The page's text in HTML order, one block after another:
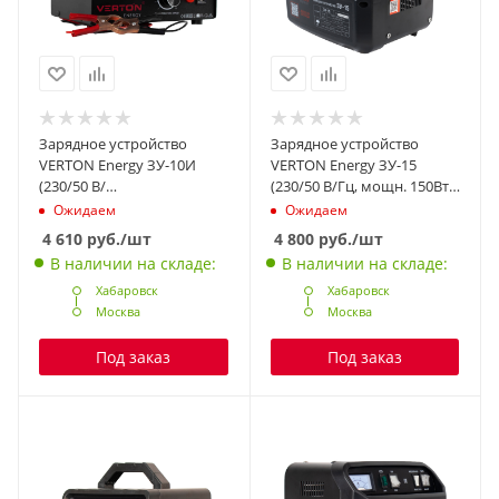
Зарядное устройство
VERTON Energy ЗУ-10И
(230/50 В/
Гц,мощн.100Вт,напряж.
аккум.12/24В,емкость
обсл. аккум.4-120 А/
ч,заряд. ток (пик/норм) 0,5-
10А,импульсная) 9 шт/кор.
Ожидаем
4 610 руб./шт
В наличии на складе:
Хабаровск
Москва
Под заказ
Зарядное устройство
VERTON Energy ЗУ-15
(230/50 В/Гц, мощн. 150Вт,
напряж. аккум.
12В,емкость обсл. аккум.
20-120 Ач, заряд. ток (пик/
норма) 10/6 А)
Ожидаем
4 800руб./шт
В наличии на складе:
Хабаровск
Москва
Под заказ